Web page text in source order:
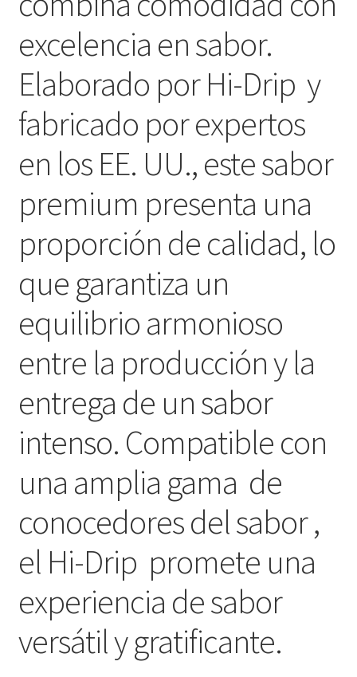
excelencia en sabor.
Elaborado por Hi-Drip y
fabricado por expertos
en los EE. UU., este sabor
premium presenta una
proporción de calidad, lo
que garantiza un
equilibrio armonioso
entre la producción y la
entrega de un sabor
intenso. Compatible con
una amplia gama de
conocedores del sabor ,
el Hi-Drip promete una
experiencia de sabor
versátil y gratificante.